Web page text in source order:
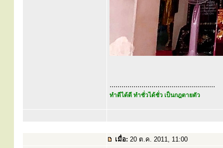
.....................................................
ทำดีได้ดี ทำชั่วได้ชั่ว เป็นกฎตายตัว
เมื่อ: 20 ต.ค. 2011, 11:00